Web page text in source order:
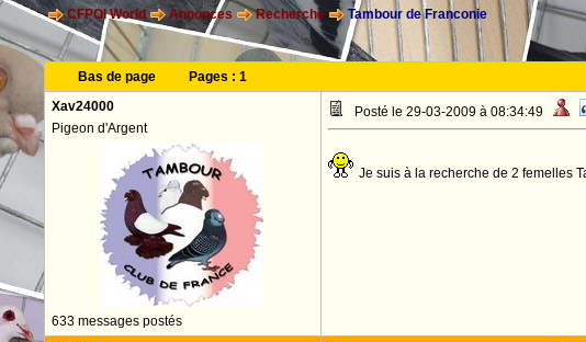
CFPOI World Annonces Recherche Tambour de Franconie
Bas de page Pages : 1
Xav24000
Pigeon d'Argent
633 messages postés
Posté le 29-03-2009 à 08:34:49
Je suis à la recherche de 2 femelles